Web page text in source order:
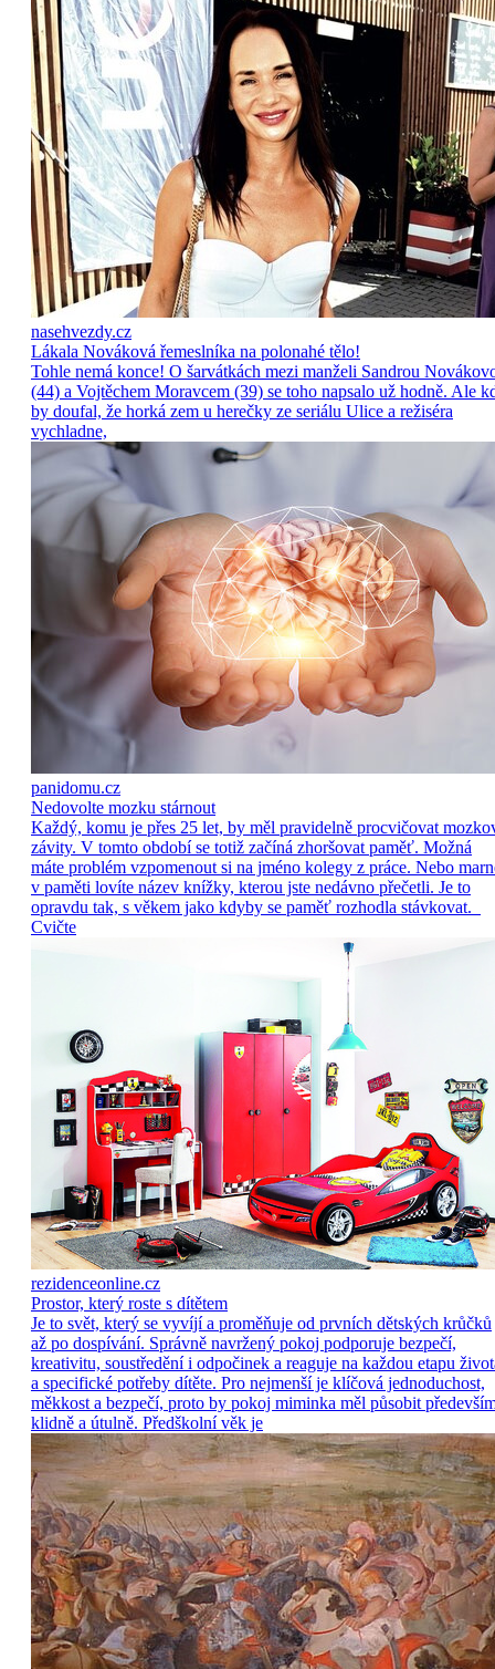
nasehvezdy.cz
Lákala Nováková řemeslníka na polonahé tělo!
Tohle nemá konce! O šarvátkách mezi manželi Sandrou
(44) a Vojtěchem Moravcem (39) se toho napsalo už hodně. Ale
by doufal, že horká zem u herečky ze seriálu Ulice a režiséra
vychladne,
panidomu.cz
Nedovolte mozku stárnout
Každý, komu je přes 25 let, by měl pravidelně procvičovat
závity. V tomto období se totiž začíná zhoršovat paměť. Možná
máte problém vzpomenout si na jméno kolegy z práce. Nebo
v paměti lovíte název knížky, kterou jste nedávno přečetli. Je to
opravdu tak, s věkem jako kdyby se paměť rozhodla stávkovat.
Cvičte
rezidenceonline.cz
Prostor, který roste s dítětem
Je to svět, který se vyvíjí a proměňuje od prvních dětských krůčků
až po dospívání. Správně navržený pokoj podporuje bezpečí,
kreativitu, soustředění i odpočinek a reaguje na každou etapu
a specifické potřeby dítěte. Pro nejmenší je klíčová jednoduchost,
měkkost a bezpečí, proto by pokoj miminka měl působit
klidně a útulně. Předškolní věk je